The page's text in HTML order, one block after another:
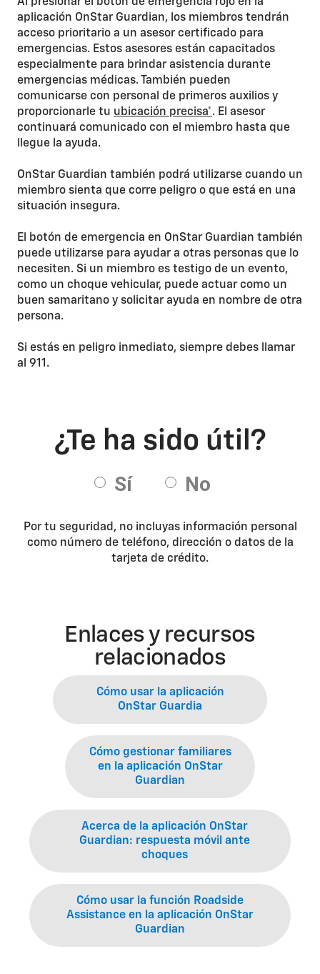
aplicación OnStar Guardian, los miembros tendrán
acceso prioritario a un asesor certificado para
emergencias. Estos asesores están capacitados
especialmente para brindar asistencia durante
emergencias médicas. También pueden
comunicarse con personal de primeros auxilios y
proporcionarle tu ubicación precisa*. El asesor
continuará comunicado con el miembro hasta que
llegue la ayuda.
OnStar Guardian también podrá utilizarse cuando un
miembro sienta que corre peligro o que está en una
situación insegura.
El botón de emergencia en OnStar Guardian también
puede utilizarse para ayudar a otras personas que lo
necesiten. Si un miembro es testigo de un evento,
como un choque vehicular, puede actuar como un
buen samaritano y solicitar ayuda en nombre de otra
persona.
Si estás en peligro inmediato, siempre debes llamar
al 911.
Por tu seguridad, no incluyas información personal
como número de teléfono, dirección o datos de la
tarjeta de crédito.
Enlaces y recursos
relacionados
Cómo usar la aplicación
OnStar Guardia
Cómo gestionar familiares
en la aplicación OnStar
Guardian
Acerca de la aplicación OnStar
Guardian: respuesta móvil ante
choques
Cómo usar la función Roadside
Assistance en la aplicación OnStar
Guardian